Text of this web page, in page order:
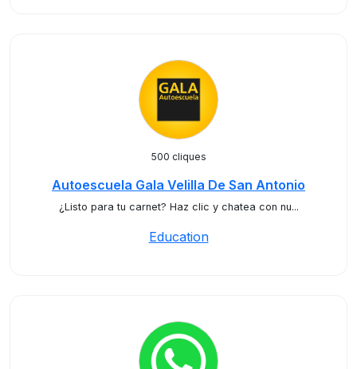
500 cliques
Autoescuela Gala Velilla De San Antonio
¿Listo para tu carnet? Haz clic y chatea con nu...
Education